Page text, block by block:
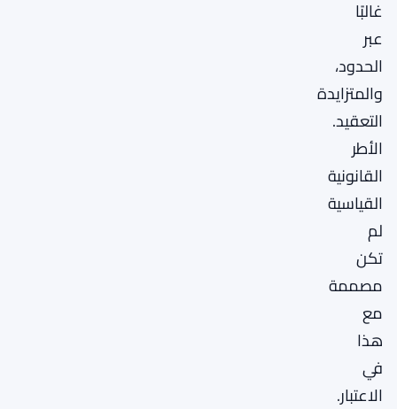
غالبًا
عبر
الحدود،
والمتزايدة
التعقيد.
الأطر
القانونية
القياسية
لم
تكن
مصممة
مع
هذا
في
الاعتبار.